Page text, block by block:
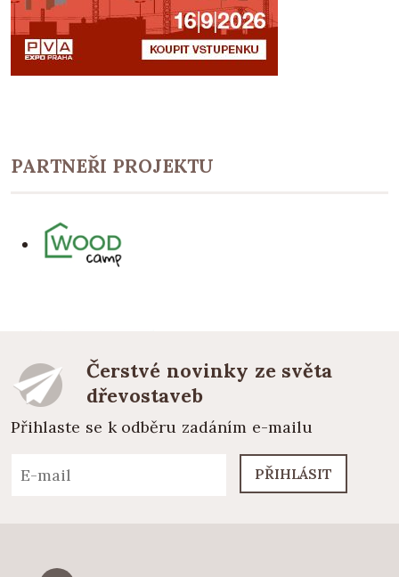
PARTNEŘI PROJEKTU
Čerstvé novinky ze světa
dřevostaveb
Přihlaste se k odběru zadáním e-mailu
PŘIHLÁSIT